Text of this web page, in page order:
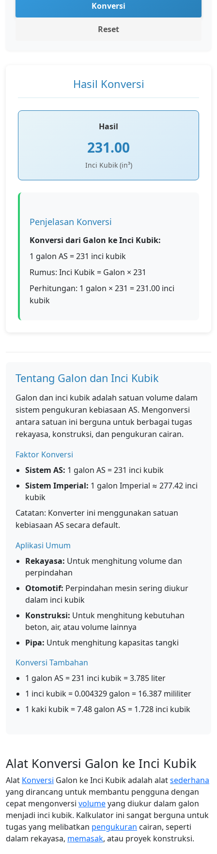
Konversi
Reset
Hasil Konversi
Hasil
231.00
Inci Kubik (in³)
Penjelasan Konversi
Konversi dari Galon ke Inci Kubik:
1 galon AS = 231 inci kubik
Rumus: Inci Kubik = Galon × 231
Perhitungan: 1 galon × 231 = 231.00 inci
kubik
Tentang Galon dan Inci Kubik
Galon dan inci kubik adalah satuan volume dalam
sistem pengukuran kebiasaan AS. Mengonversi
antara satuan ini berguna untuk berbagai tugas
rekayasa, konstruksi, dan pengukuran cairan.
Faktor Konversi
Sistem AS: 1 galon AS = 231 inci kubik
Sistem Imperial: 1 galon Imperial ≈ 277.42 inci
kubik
Catatan: Konverter ini menggunakan satuan
kebiasaan AS secara default.
Aplikasi Umum
Rekayasa: Untuk menghitung volume dan
perpindahan
Otomotif: Perpindahan mesin sering diukur
dalam inci kubik
Konstruksi: Untuk menghitung kebutuhan
beton, air, atau volume lainnya
Pipa: Untuk menghitung kapasitas tangki
Konversi Tambahan
1 galon AS = 231 inci kubik = 3.785 liter
1 inci kubik = 0.004329 galon = 16.387 mililiter
1 kaki kubik = 7.48 galon AS = 1.728 inci kubik
Alat Konversi Galon ke Inci Kubik
Alat Konversi Galon ke Inci Kubik adalah alatsederhana
yang dirancang untuk membantu pengguna dengan
cepat mengonversi volumeyang diukur dalam galon
menjadi inci kubik. Kalkulator ini sangat berguna untuk
tugas yang melibatkan pengukuran cairan, seperti
dalam rekayasa, memasak, atau proyek konstruksi.